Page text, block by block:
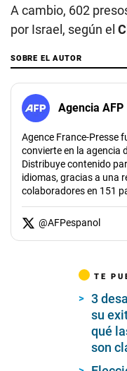
A cambio, 602
por Israel, según el
SOBRE EL AUTOR
Agencia AFP
Agence France-Presse
convierte en la agencia
Distribuye contenido
idiomas, gracias a una
colaboradores en 151
@AFPespanol
TE
3
su
qué
son